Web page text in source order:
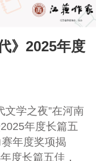
》2025年度
文学之夜”在河南
年度长篇五
年度奖项揭
度长篇五佳，